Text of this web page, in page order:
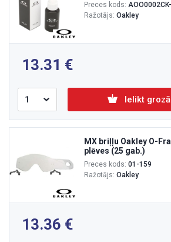
Preces kods:
Ražotājs: Oakley
13.31
Ielikt grozā
MX briļļu Oakley O-
plēves (25 gab.)
Preces kods: 01-159
Ražotājs: Oakley
13.36